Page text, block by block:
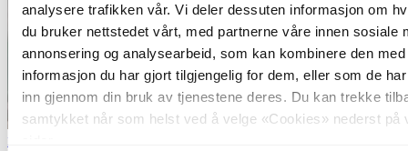
analysere trafikken vår. Vi deler dessuten informasjon om
du bruker nettstedet vårt, med partnerne våre innen sosiale
annonsering og analysearbeid, som kan kombinere den med
informasjon du har gjort tilgjengelig for dem, eller som de
inn gjennom din bruk av tjenestene deres. Du kan trekke
samtykket når som helst ved å velge «Cookies» nederst på
Nova Life